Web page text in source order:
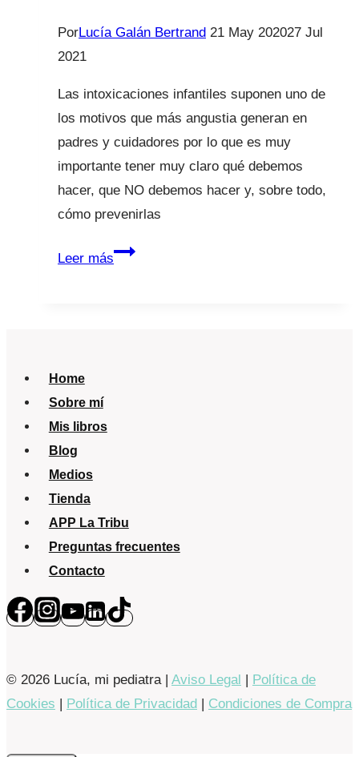
PorLucía Galán Bertrand 21 May 202027 Jul
2021
Las intoxicaciones infantiles suponen uno de
los motivos que más angustia generan en
padres y cuidadores por lo que es muy
importante tener muy claro qué debemos
hacer, que NO debemos hacer y, sobre todo,
cómo prevenirlas
Leer másIntoxicaciones
Home
Sobre mí
Mis libros
Blog
Medios
Tienda
APP La Tribu
Preguntas frecuentes
Contacto
© 2026 Lucía, mi pediatra | Aviso Legal | Política de
Cookies | Política de Privacidad | Condiciones de Compra